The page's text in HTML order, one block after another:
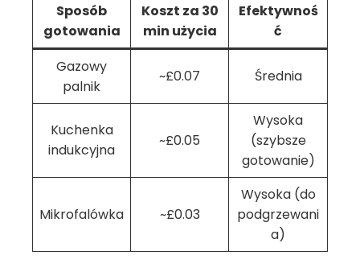
Sposób
gotowania
Koszt za 30
min użycia
Efektywnoś
ć
Gazowy
palnik
~£0.07 Średnia
Kuchenka
indukcyjna
~£0.05
Wysoka
(szybsze
gotowanie)
Mikrofalówka ~£0.03
Wysoka (do
podgrzewani
a)